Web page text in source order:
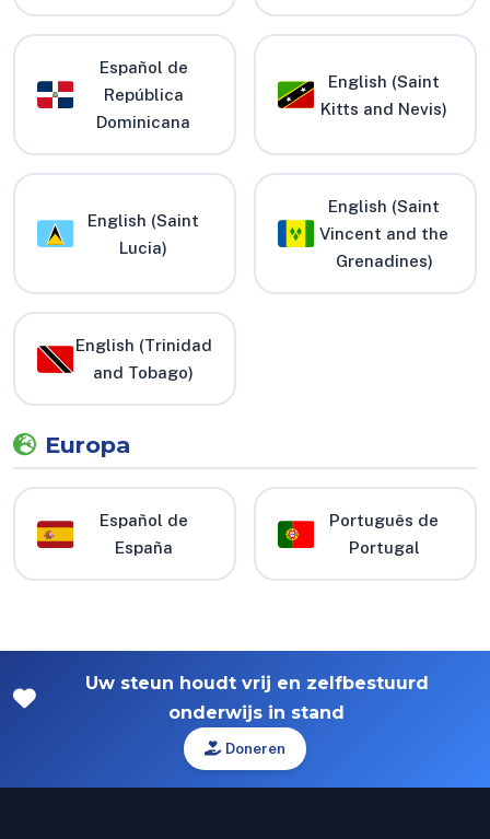
Español de
República
Dominicana
English (Saint
Kitts and Nevis)
English (Saint
Lucia)
English (Saint
Vincent and the
Grenadines)
English (Trinidad
and Tobago)
Europa
Español de
España
Português de
Portugal
Uw steun houdt vrij en zelfbestuurd
onderwijs in stand
Doneren